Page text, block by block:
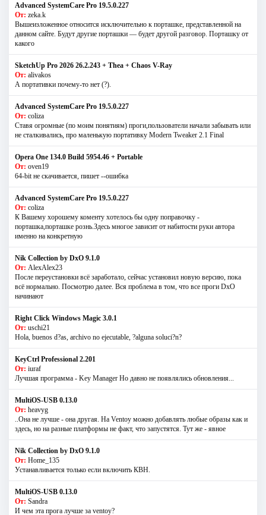
Advanced SystemCare Pro 19.5.0.227
От: zeka.k
Вышеизложенное относится исключительно к порташке, представленной на
данном сайте. Будут другие порташки — будет другой разговор. Порташку от
какого
SketchUp Pro 2026 26.2.243 + Thea + Chaos V-Ray
От: alivakos
А портативки почему-то нет (?).
Advanced SystemCare Pro 19.5.0.227
От: coliza
Ставя огромные (по моим понятиям) проги,пользователи начали забывать или
не сталкивались, про маленькую портативку Modern Tweaker 2.1 Final
Opera One 134.0 Build 5954.46 + Portable
От: oven19
64-bit не скачивается, пишет --ошибка
Advanced SystemCare Pro 19.5.0.227
От: coliza
К Вашему хорошему коменту хотелось бы одну поправочку -
порташка,порташке рознь.Здесь многое зависит от набитости руки автора
именно на конкретную
Nik Collection by DxO 9.1.0
От: AlexAlex23
После переустановки всё заработало, сейчас установил новую версию, пока
всё нормально. Посмотрю далее. Вся проблема в том, что все проги DxO
начинают
Right Click Windows Magic 3.0.1
От: uschi21
Hola, buenos d?as, archivo no ejecutable, ?alguna soluci?n?
KeyCtrl Professional 2.201
От: iuraf
Лучшая программа - Key Manager Но давно не появлялись обновления...
MultiOS-USB 0.13.0
От: heavyg
..Она не лучше - она другая. На Ventoy можно добавлять любые образы как и
здесь, но на разные платформы не факт, что запустятся. Тут же - явное
Nik Collection by DxO 9.1.0
От: Home_135
Устанавливается только если включить КВН.
MultiOS-USB 0.13.0
От: Sandra
И чем эта прога лучше за ventoy?